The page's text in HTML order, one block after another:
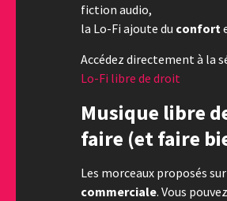
fiction audio,
la Lo-Fi ajoute du confort
Accédez directement à la
Lo-Fi libre de droit
Musique libre
faire (et faire
Les morceaux proposés
commerciale. Vous